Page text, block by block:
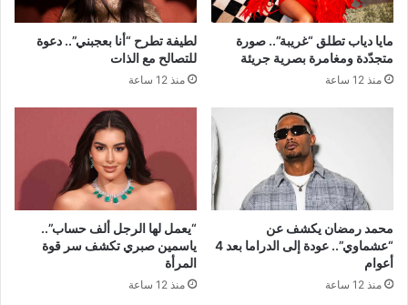
مايا دياب تطلق “غريبة”.. صورة
متجدّدة ومغامرة بصرية جريئة
منذ 12 ساعة
لطيفة تطرح “أنا بعجبني”.. دعوة
للتصالح مع الذات
منذ 12 ساعة
محمد رمضان يكشف عن
“عشماوي”.. عودة إلى الدراما بعد 4
أعوام
منذ 12 ساعة
“يعمل لها الرجل ألف حساب”..
ياسمين صبري تكشف سر قوة
المرأة
منذ 12 ساعة